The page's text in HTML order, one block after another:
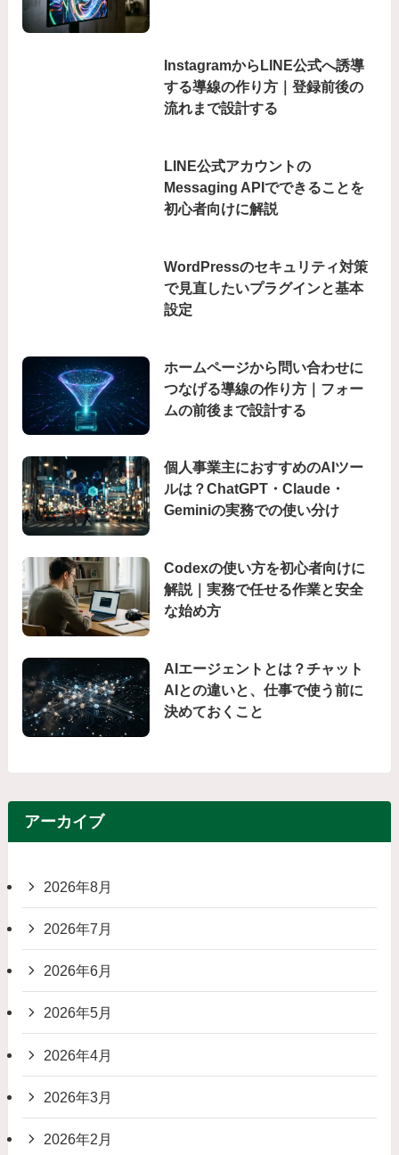
InstagramからLINE公式へ誘導
する導線の作り方｜登録前後の
流れまで設計する
LINE公式アカウントの
Messaging APIでできることを
初心者向けに解説
WordPressのセキュリティ対策
で見直したいプラグインと基本
設定
ホームページから問い合わせに
つなげる導線の作り方｜フォー
ムの前後まで設計する
個人事業主におすすめのAIツー
ルは？ChatGPT・Claude・
Geminiの実務での使い分け
Codexの使い方を初心者向けに
解説｜実務で任せる作業と安全
な始め方
AIエージェントとは？チャット
AIとの違いと、仕事で使う前に
決めておくこと
アーカイブ
2026年8月
2026年7月
2026年6月
2026年5月
2026年4月
2026年3月
2026年2月